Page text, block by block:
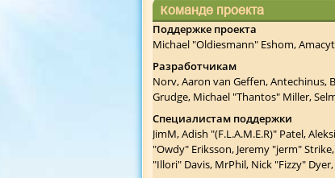
Команде проекта
Поддержке проекта
Michael "Oldiesmann" Eshom,
Разработчикам
Norv, Aaron van Geffen, Antechinus,
Grudge, Michael "Thantos" Miller,
Специалистам поддержки
JimM, Adish "(F.L.A.M.E.R)" Patel,
"Owdy" Eriksson, Jeremy "jerm"
"Illori" Davis, MrPhil, Nick "Fizzy"